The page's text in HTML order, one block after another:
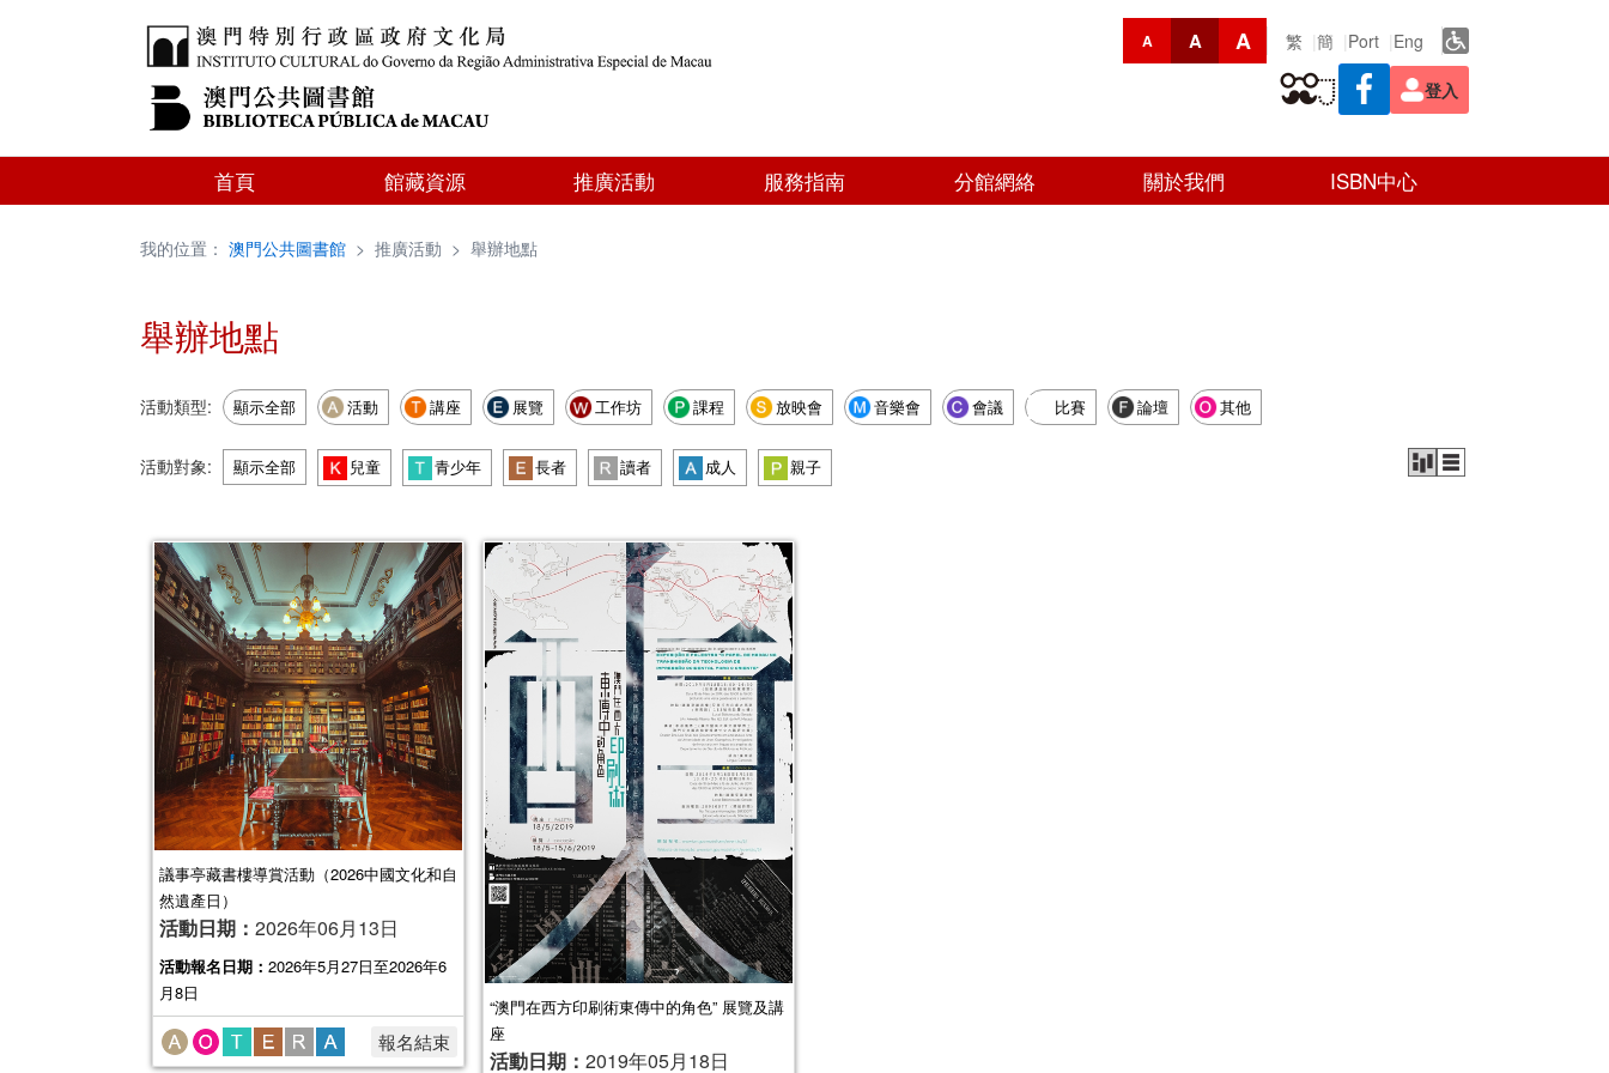
A A A 繁 簡 Port Eng
登入
首頁 館藏資源 推廣活動 服務指南 分館網絡 關於我們 ISBN中心
我的位置： 澳門公共圖書館 > 推廣活動 > 舉辦地點
舉辦地點
活動類型: 顯示全部 活動 講座 展覽 工作坊 課程 放映會 音樂會 會議 比賽 論壇 其他
活動對象: 顯示全部 兒童 青少年 長者 讀者 成人 親子
議事亭藏書樓導賞活動（2026中國文化和自
然遺產日）
活動日期： 2026年06月13日
活動報名日期： 2026年5月27日至2026年6
月8日
報名結束
“澳門在西方印刷術東傳中的角色” 展覽及講
座
活動日期： 2019年05月18日